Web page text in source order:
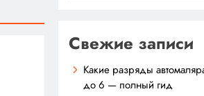
Свежие записи
Какие разряды
до 6 — полный гид